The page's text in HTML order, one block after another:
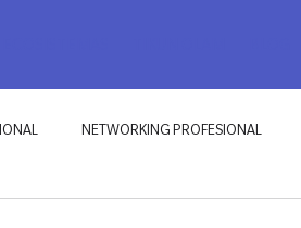
NETWORKING PROFESIONAL